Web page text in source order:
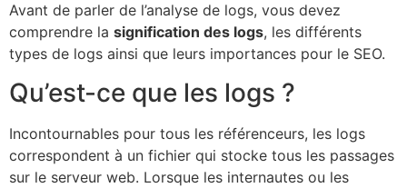
Avant de parler de l’analyse de logs, vous devez
comprendre la signification des logs, les différents
types de logs ainsi que leurs importances pour le SEO.
Qu’est-ce que les logs ?
Incontournables pour tous les référenceurs, les logs
correspondent à un fichier qui stocke tous les passages
sur le serveur web. Lorsque les internautes ou les